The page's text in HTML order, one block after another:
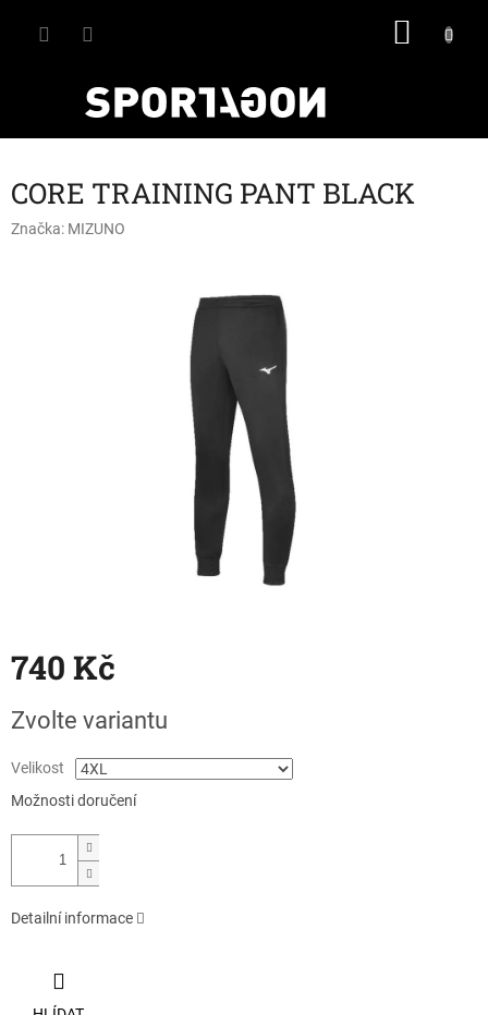
CORE TRAINING PANT BLACK
Značka: MIZUNO
740 Kč
cena:
Zvolte variantu
Velikost
Možnosti doručení
Detailní informace